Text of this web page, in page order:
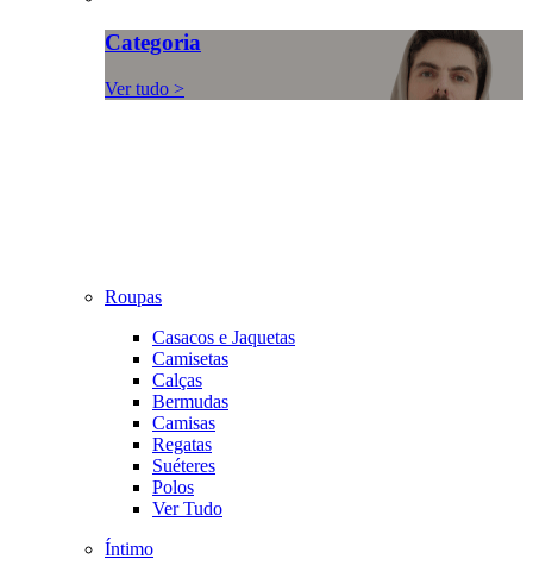
Categoria
Ver tudo >
Roupas
Casacos e Jaquetas
Camisetas
Calças
Bermudas
Camisas
Regatas
Suéteres
Polos
Ver Tudo
Íntimo